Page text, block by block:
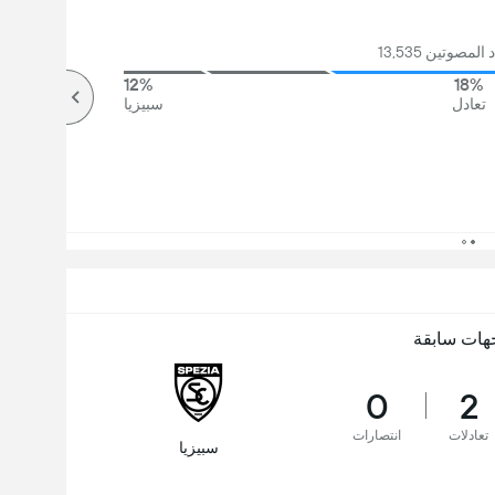
13,535
18%
تعادل
12%
سبيزيا
سابقة
2
تعادلات
0
انتصارات
سبيزيا